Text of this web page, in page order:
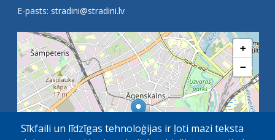
E-pasts: stradini@stradini.lv
+
−
Sīkfaili un līdzīgas tehnoloģijas ir ļoti mazi teksta